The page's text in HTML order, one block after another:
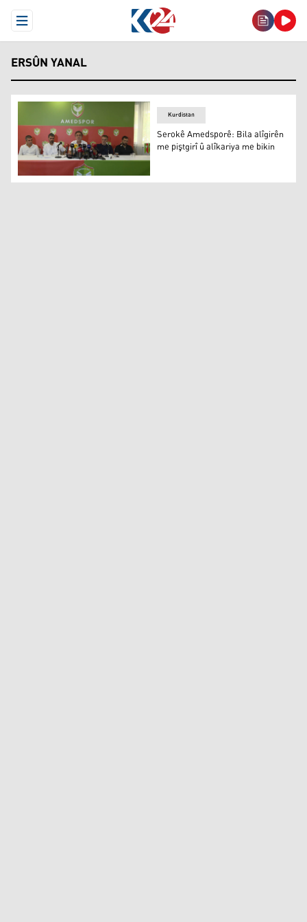
Open Menu
ERSÛN YANAL
Serokê Amedsporê: Bila alîgirên me piştgirî û alîkariya
Kurdistan
Serokê Amedsporê: Bila alîgirên
me piştgirî û alîkariya me bikin